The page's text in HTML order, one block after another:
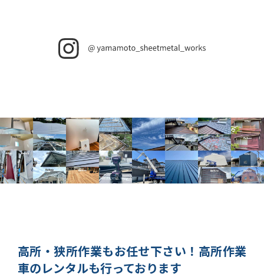
高所・狭所作業もお任せ下さい！ 高所作業
車のレンタルも行っております